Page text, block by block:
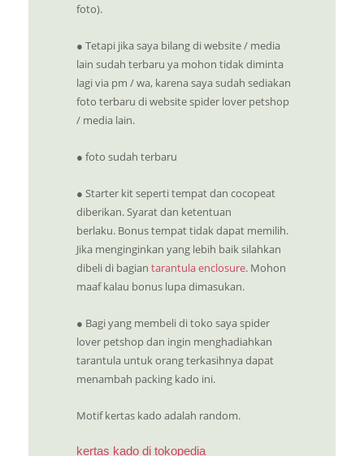
foto).
● Tetapi jika saya bilang di website / media
lain sudah terbaru ya mohon tidak diminta
lagi via pm / wa, karena saya sudah sediakan
foto terbaru di website spider lover petshop
/ media lain.
● foto sudah terbaru
● Starter kit seperti tempat dan cocopeat
diberikan. Syarat dan ketentuan
berlaku. Bonus tempat tidak dapat memilih.
Jika menginginkan yang lebih baik silahkan
dibeli di bagian tarantula enclosure. Mohon
maaf kalau bonus lupa dimasukan.
● Bagi yang membeli di toko saya spider
lover petshop dan ingin menghadiahkan
tarantula untuk orang terkasihnya dapat
menambah packing kado ini.
Motif kertas kado adalah random.
kertas kado di tokopedia